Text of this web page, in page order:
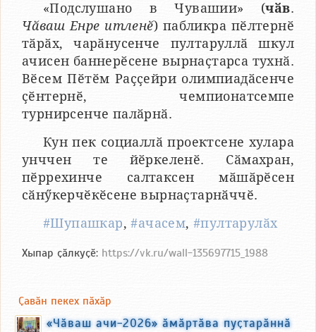
«Подслушано в Чувашии» (чӑв.
Чӑваш Енре итленӗ) пабликра пӗлтернӗ
тӑрӑх, чарӑнусенче пултаруллӑ шкул
ачисен баннерӗсене вырнаҫтарса тухнӑ.
Вӗсем Пӗтӗм Раҫҫейри олимпиадӑсенче
ҫӗнтернӗ, чемпионатсемпе
турнирсенче палӑрнӑ.
Кун пек социаллӑ проектсене хулара
унччен те йӗркеленӗ. Сӑмахран,
пӗррехинче салтаксен мӑшӑрӗсен
сӑнӳкерчӗкӗсене вырнаҫтарнӑччӗ.
#Шупашкар,#ачасем,#пултарулӑх
Хыпар ҫӑлкуҫӗ: https://vk.ru/wall-135697715_1988
Ҫавӑн пекех пӑхӑр
«Чӑваш ачи-2026» ӑмӑртӑва пуҫтарӑннӑ